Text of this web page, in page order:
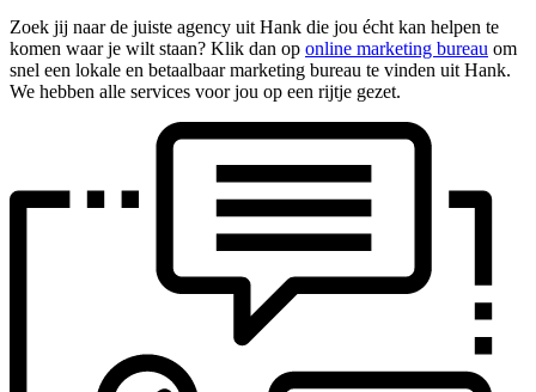
Zoek jij naar de juiste agency uit Hank die jou écht kan helpen te
komen waar je wilt staan? Klik dan op online marketing bureau om
snel een lokale en betaalbaar marketing bureau te vinden uit Hank.
We hebben alle services voor jou op een rijtje gezet.